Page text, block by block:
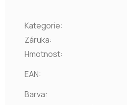
Kategorie:
Záruka:
Hmotnost:
EAN:
Barva: